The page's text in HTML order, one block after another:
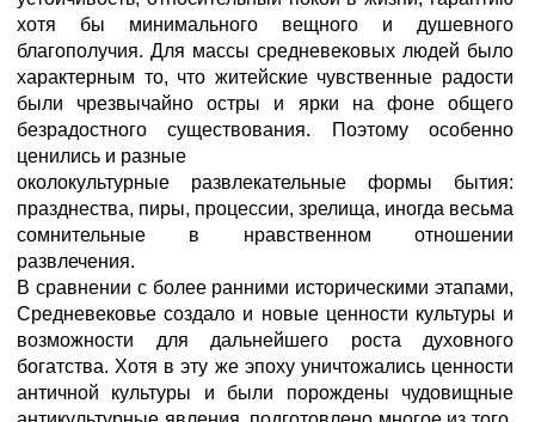
хотя бы минимального вещного и душевного
благополучия. Для массы средневековых людей было
характерным то, что житейские чувственные радости
были чрезвычайно остры и ярки на фоне общего
безрадостного существования. Поэтому особенно
ценились и разные
околокультурные развлекательные формы бытия:
празднества, пиры, процессии, зрелища, иногда весьма
сомнительные в нравственном отношении
развлечения.
В сравнении с более ранними историческими этапами,
Средневековье создало и новые ценности культуры и
возможности для дальнейшего роста духовного
богатства. Хотя в эту же эпоху уничтожались ценности
античной культуры и были порождены чудовищные